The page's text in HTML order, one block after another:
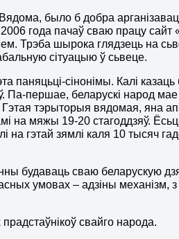
Вядома, было б добра
года пачаў сваю працу
Трэба шырока глядзець на
сітуацыю ў сьвеце.
паняцьці-сінонімы. Калі
Па-першае, беларускі народ
тэрыторыя вядомая, яна
на мяжы 19-20 стагоддзяў.
гэтай зямлі каля 10 тысяч
будаваць сваю беларускую
умовах – адзіны механізм,
свайго народа.